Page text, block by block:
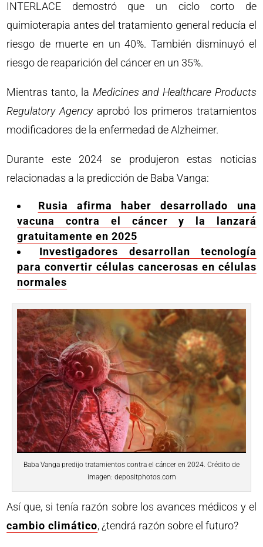
INTERLACE demostró que un ciclo corto de
quimioterapia antes del tratamiento general reducía el
riesgo de muerte en un 40%. También disminuyó el
riesgo de reaparición del cáncer en un 35%.
Mientras tanto, la Medicines and Healthcare Products
Regulatory Agencyaprobó los primeros tratamientos
modificadores de la enfermedad de Alzheimer.
Durante este 2024 se produjeron estas noticias
relacionadas a la predicción de Baba Vanga:
Rusia afirma haber desarrollado una
vacuna contra el cáncer y la lanzará
gratuitamente en 2025
Investigadores desarrollan tecnología
para convertir células cancerosas en células
normales
Baba Vanga predijo tratamientos contra el cáncer en 2024. Crédito de
imagen: depositphotos.com
Así que, si tenía razón sobre los avances médicos y el
cambio climático, ¿tendrá razón sobre el futuro?